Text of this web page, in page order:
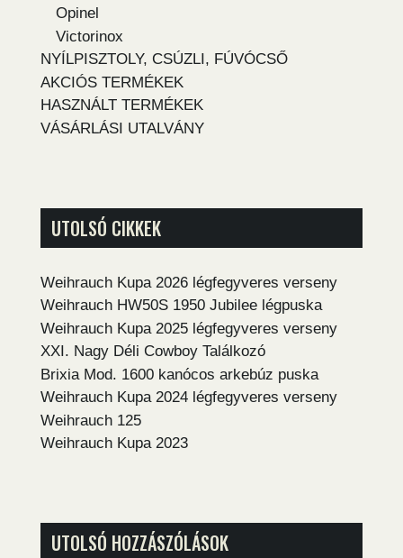
Opinel
Victorinox
NYÍLPISZTOLY, CSÚZLI, FÚVÓCSŐ
AKCIÓS TERMÉKEK
HASZNÁLT TERMÉKEK
VÁSÁRLÁSI UTALVÁNY
UTOLSÓ CIKKEK
Weihrauch Kupa 2026 légfegyveres verseny
Weihrauch HW50S 1950 Jubilee légpuska
Weihrauch Kupa 2025 légfegyveres verseny
XXI. Nagy Déli Cowboy Találkozó
Brixia Mod. 1600 kanócos arkebúz puska
Weihrauch Kupa 2024 légfegyveres verseny
Weihrauch 125
Weihrauch Kupa 2023
UTOLSÓ HOZZÁSZÓLÁSOK